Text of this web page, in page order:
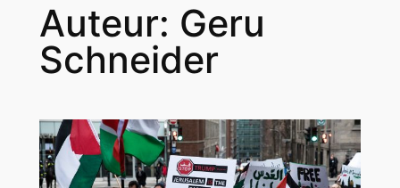
Auteur: Geru
Schneider